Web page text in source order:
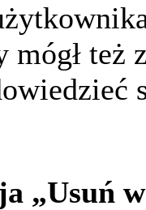
mógł
„Usuń